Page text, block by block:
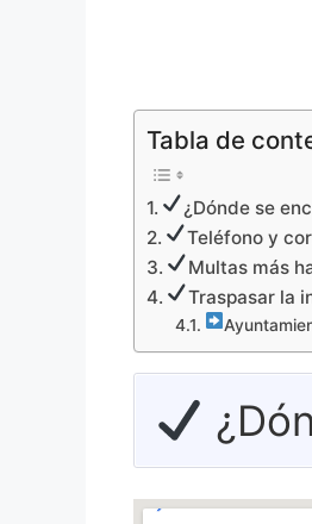
Tabla de
¿Dónde se
Teléfono y
Multas más
Traspasar la